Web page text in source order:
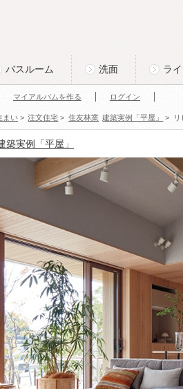
バスルーム 洗面 ラ
マイアルバムを作る ログイン
まい > 注文住宅 > 住友林業 建築実例「平屋」 >
築実例「平屋」